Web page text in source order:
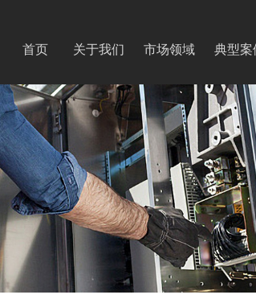
首页 关于我们 市场领域 典型案